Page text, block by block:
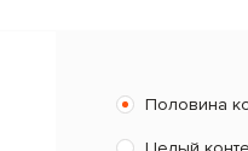
Половина